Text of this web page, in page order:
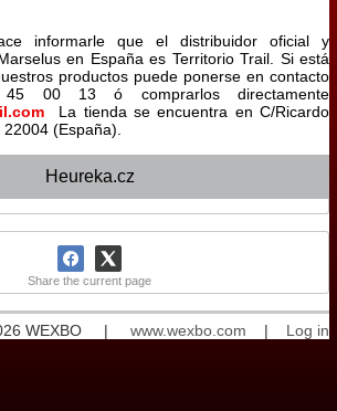
Heureka.cz
Share the current page
informarle que el distribuidor oficial y
en España es Territorio Trail.
Si está
productos puede ponerse en contacto
00 13 ó comprarlos directamente
La tienda se encuentra en C/Ricardo
(España).
WEXBO | www.wexbo.com | Log in